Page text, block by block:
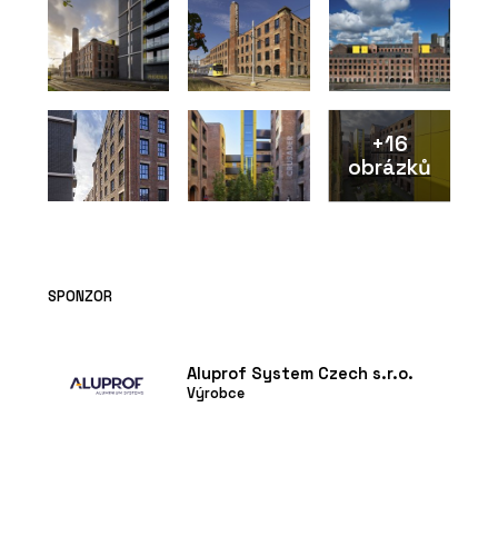
+16
obrázků
SPONZOR
Aluprof System Czech s.r.o.
Výrobce